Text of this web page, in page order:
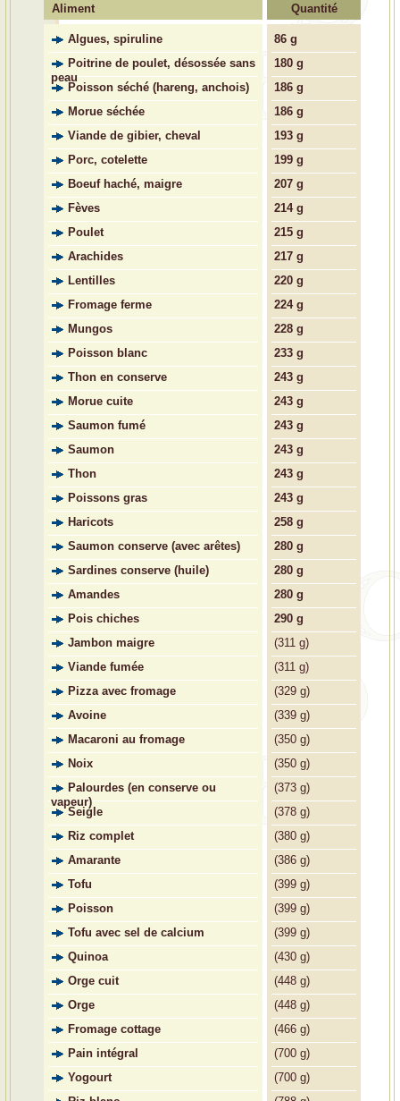
Aliment
Quantité
Algues, spiruline
Poitrine de poulet, désossée sans
peau
Poisson séché (hareng, anchois)
Morue séchée
Viande de gibier, cheval
Porc, cotelette
Boeuf haché, maigre
Fèves
Poulet
Arachides
Lentilles
Fromage ferme
Mungos
Poisson blanc
Thon en conserve
Morue cuite
Saumon fumé
Saumon
Thon
Poissons gras
Haricots
Saumon conserve (avec arêtes)
Sardines conserve (huile)
Amandes
Pois chiches
Jambon maigre
Viande fumée
Pizza avec fromage
Avoine
Macaroni au fromage
Noix
Palourdes (en conserve ou
vapeur)
Seigle
Riz complet
Amarante
Tofu
Poisson
Tofu avec sel de calcium
Quinoa
Orge cuit
Orge
Fromage cottage
Pain intégral
Yogourt
86 g
180 g
186 g
186 g
193 g
199 g
207 g
214 g
215 g
217 g
220 g
224 g
228 g
233 g
243 g
243 g
243 g
243 g
243 g
243 g
258 g
280 g
280 g
280 g
290 g
(311 g)
(311 g)
(329 g)
(339 g)
(350 g)
(350 g)
(373 g)
(378 g)
(380 g)
(386 g)
(399 g)
(399 g)
(399 g)
(430 g)
(448 g)
(448 g)
(466 g)
(700 g)
(700 g)